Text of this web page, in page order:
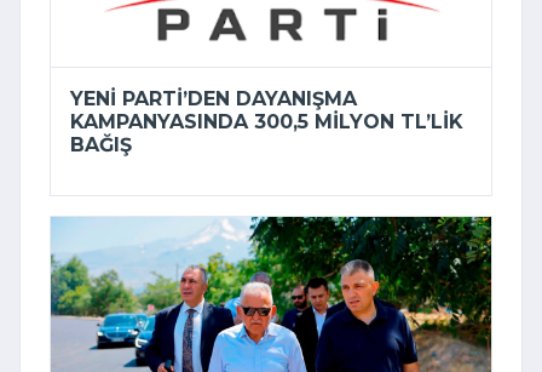
YENİ PARTI’DEN DAYANIŞMA
KAMPANYASINDA 300,5 MILYON TL’LIK
BAĞIŞ